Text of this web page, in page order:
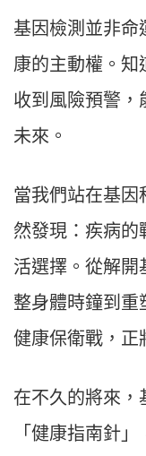
基因檢測並非命
康的主動權。知
收到風險預警，
未來。
當我們站在基因
然發現：疾病的
活選擇。從解開
整身體時鐘到重
健康保衛戰，正
在不久的將來，
「健康指南針